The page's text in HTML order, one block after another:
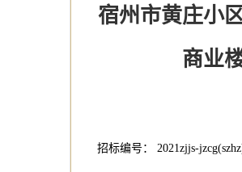
宿州市黄庄小
商业
招标编号： 2021zjjs-